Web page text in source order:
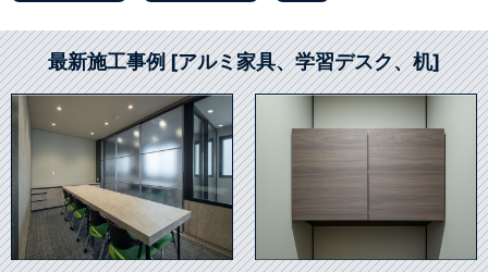
最新施工事例 [アルミ家具、学習デスク、机]